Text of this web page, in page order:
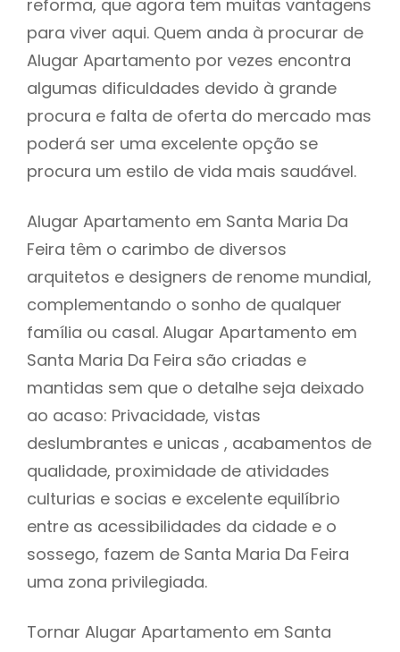
reforma, que agora tem muitas vantagens
para viver aqui. Quem anda à procurar de
Alugar Apartamento por vezes encontra
algumas dificuldades devido à grande
procura e falta de oferta do mercado mas
poderá ser uma excelente opção se
procura um estilo de vida mais saudável.
Alugar Apartamento em Santa Maria Da
Feira têm o carimbo de diversos
arquitetos e designers de renome mundial,
complementando o sonho de qualquer
família ou casal. Alugar Apartamento em
Santa Maria Da Feira são criadas e
mantidas sem que o detalhe seja deixado
ao acaso: Privacidade, vistas
deslumbrantes e unicas , acabamentos de
qualidade, proximidade de atividades
culturias e socias e excelente equilíbrio
entre as acessibilidades da cidade e o
sossego, fazem de Santa Maria Da Feira
uma zona privilegiada.
Tornar Alugar Apartamento em Santa